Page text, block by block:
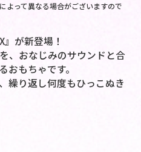
よって異なる場合がございますので
が新登場！
、おなじみのサウンドと合
おもちゃです。
繰り返し何度もひっこぬき